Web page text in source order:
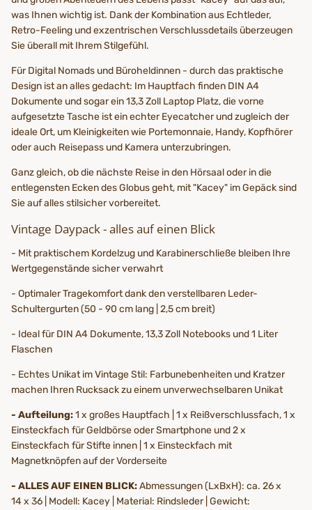
was Ihnen wichtig ist. Dank der Kombination aus Echtleder,
Retro-Feeling und exzentrischen Verschlussdetails überzeugen
Sie überall mit Ihrem Stilgefühl.
Für Digital Nomads und Büroheldinnen - durch das praktische
Design ist an alles gedacht: Im Hauptfach finden DIN A4
Dokumente und sogar ein 13,3 Zoll Laptop Platz, die vorne
aufgesetzte Tasche ist ein echter Eyecatcher und zugleich der
ideale Ort, um Kleinigkeiten wie Portemonnaie, Handy, Kopfhörer
oder auch Reisepass und Kamera unterzubringen.
Ganz gleich, ob die nächste Reise in den Hörsaal oder in die
entlegensten Ecken des Globus geht, mit "Kacey" im Gepäck sind
Sie auf alles stilsicher vorbereitet.
Vintage Daypack - alles auf einen Blick
- Mit praktischem Kordelzug und Karabinerschließe bleiben Ihre
Wertgegenstände sicher verwahrt
- Optimaler Tragekomfort dank den verstellbaren Leder-
Schultergurten (50 - 90 cm lang | 2,5 cm breit)
- Ideal für DIN A4 Dokumente, 13,3 Zoll Notebooks und 1 Liter
Flaschen
- Echtes Unikat im Vintage Stil: Farbunebenheiten und Kratzer
machen Ihren Rucksack zu einem unverwechselbaren Unikat
- Aufteilung:1 x großes Hauptfach | 1 x Reißverschlussfach, 1 x
Einsteckfach für Geldbörse oder Smartphone und 2 x
Einsteckfach für Stifte innen | 1 x Einsteckfach mit
Magnetknöpfen auf der Vorderseite
- ALLES AUF EINEN BLICK:Abmessungen (LxBxH): ca. 26 x
14 x 36 | Modell: Kacey | Material: Rindsleder | Gewicht: